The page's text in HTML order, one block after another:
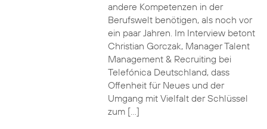
andere Kompetenzen in der
Berufswelt benötigen, als noch vor
ein paar Jahren. Im Interview betont
Christian Gorczak, Manager Talent
Management & Recruiting bei
Telefónica Deutschland, dass
Offenheit für Neues und der
Umgang mit Vielfalt der Schlüssel
zum […]